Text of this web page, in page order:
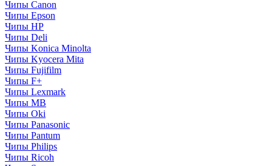
Чипы Canon
Чипы Epson
Чипы HP
Чипы Deli
Чипы Konica Minolta
Чипы Kyocera Mita
Чипы Fujifilm
Чипы F+
Чипы Lexmark
Чипы MB
Чипы Oki
Чипы Panasonic
Чипы Pantum
Чипы Philips
Чипы Ricoh